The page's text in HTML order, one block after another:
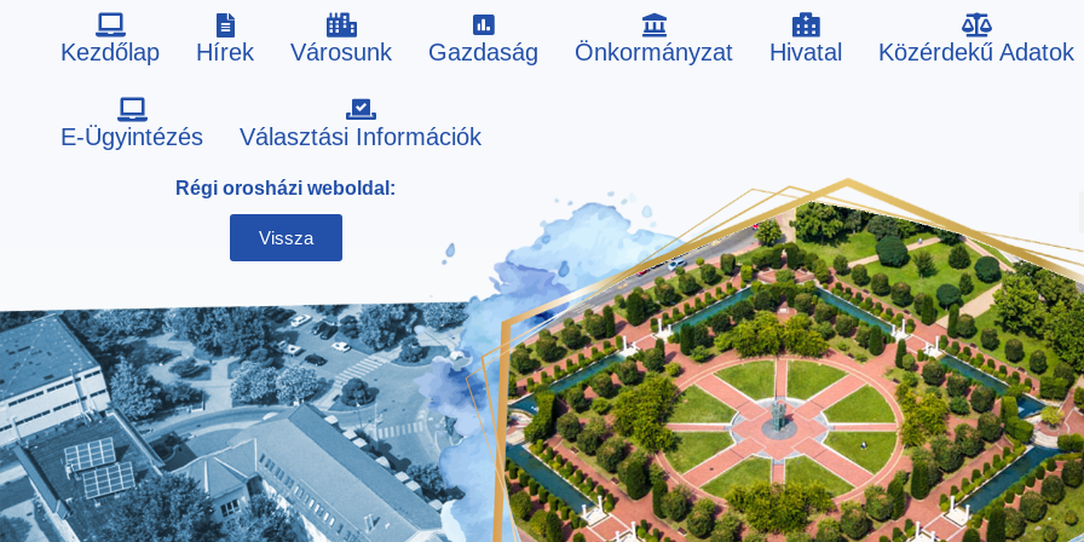
Kezdőlap Hírek Városunk Gazdaság Önkormányzat Hivatal Közérdekű Adatok
E-Ügyintézés Választási Információk
Régi orosházi weboldal:
Vissza